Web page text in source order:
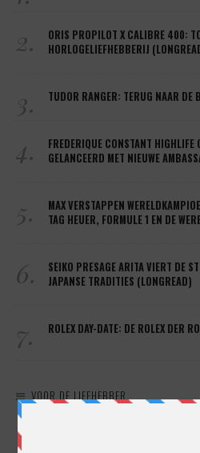
2.
ORIS PROPILOT X CALIBRE 400:
HORLOGELIEFHEBBERIJ
3. TUDOR RANGER: TERUG NAAR DE
4.
FREDERIQUE CONSTANT
GELANCEERD MET NIEUWE
5.
MAX VERSTAPPEN
TAG HEUER, FORMULE 1 EN DE
6.
SEIKO PRESAGE ARITA VIERT DE
JAPANSE TRADITIES (LONGREAD)
7. ROLEX DAY-DATE: DE ROLEX DER
VOOR DE LIEFHEBBER